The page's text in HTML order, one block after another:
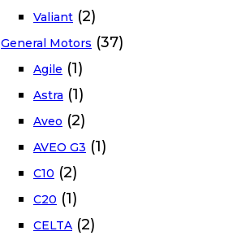
Valiant (2)
General Motors (37)
Agile (1)
Astra (1)
Aveo (2)
AVEO G3 (1)
C10 (2)
C20 (1)
CELTA (2)